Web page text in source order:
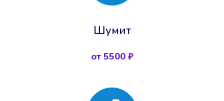
Шумит
от 5500 ₽